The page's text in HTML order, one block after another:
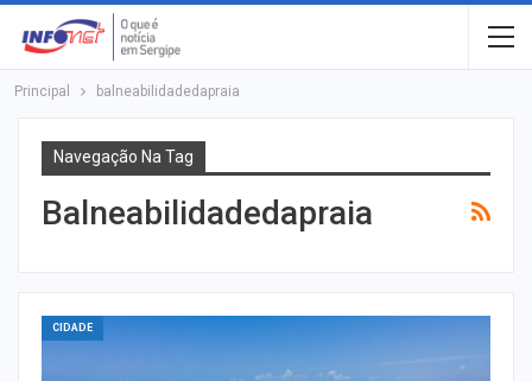
Principal balneabilidadedapraia
Navegação Na Tag
Balneabilidadedapraia
CIDADE